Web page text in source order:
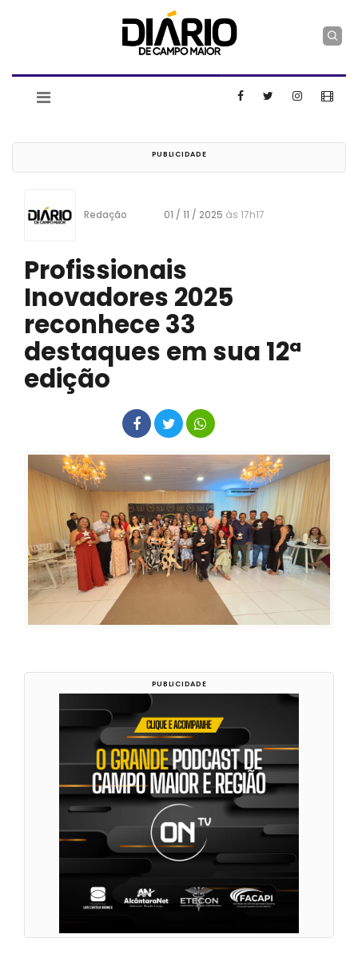
Redação 01 / 11 / 2025 às 17h17
Profissionais
Inovadores 2025
reconhece 33
destaques em sua 12ª
edição